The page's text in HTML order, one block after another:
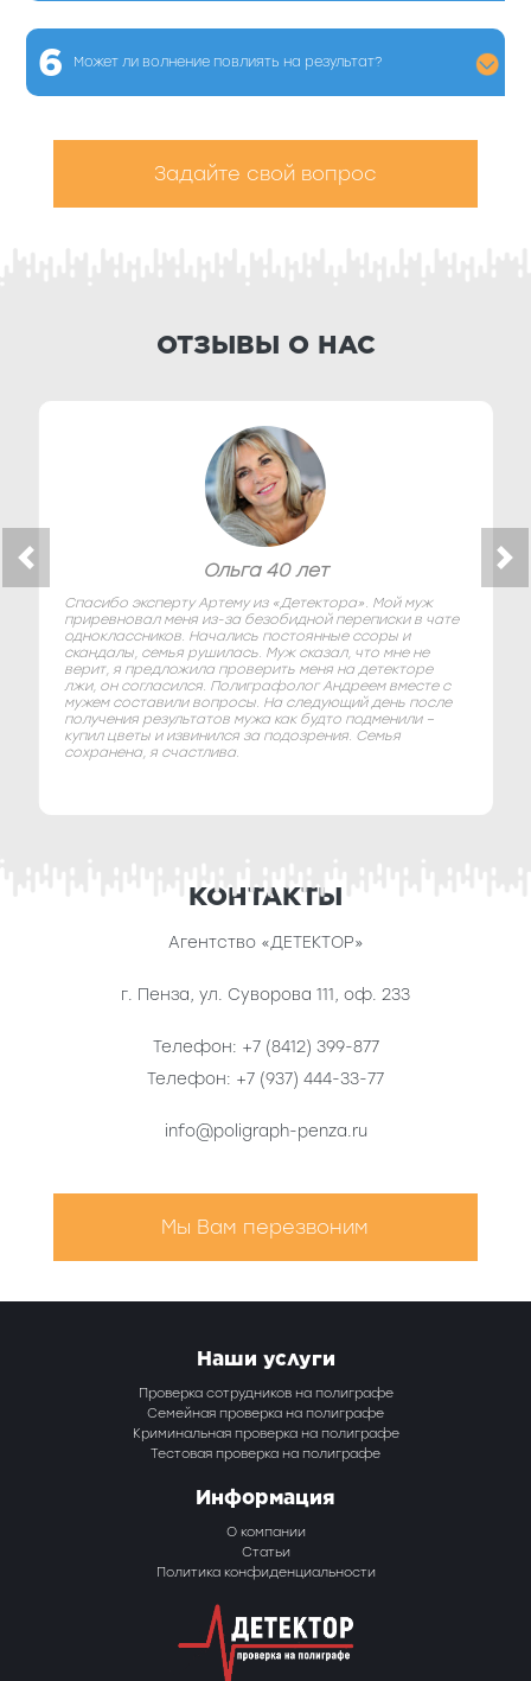
6 Может ли волнение повлиять на результат?
Задайте свой вопрос
ОТЗЫВЫ О НАС
Ольга 40 лет
Спасибо эксперту Артему из «Детектора». Мой муж
приревновал меня из-за безобидной переписки в чате
одноклассников. Начались постоянные ссоры и
скандалы, семья рушилась. Муж сказал, что мне не
верит, я предложила проверить меня на детекторе
лжи, он согласился. Полиграфолог Андреем вместе с
мужем составили вопросы. На следующий день после
получения результатов мужа как будто подменили –
купил цветы и извинился за подозрения. Семья
сохранена, я счастлива.
КОНТАКТЫ
Агентство «ДЕТЕКТОР»
г. Пенза ул. Суворова 111, оф. 233
Телефон: +7 (8412) 399-877
Телефон: +7 (937) 444-33-77
info@poligraph-penza.ru
Мы Вам перезвоним
Наши услуги
Проверка сотрудников на полиграфе
Семейная проверка на полиграфе
Криминальная проверка на полиграфе
Тестовая проверка на полиграфе
Информация
О компании
Статьи
Политика конфиденциальности